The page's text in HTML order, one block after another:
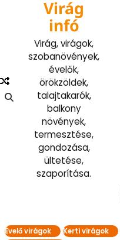
Virág
infó
Virág, virágok,
szobanövények,
évelők,
örökzöldek,
talajtakarók,
balkony
növények,
termesztése,
gondozása,
ültetése,
szaporítása.
Évelő virágok Kerti virágok